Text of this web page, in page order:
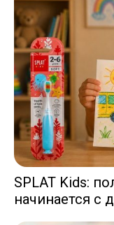
SPLAT Kids:
начинается с